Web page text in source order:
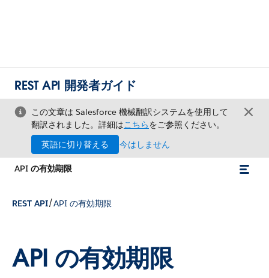
REST API 開発者ガイド
この文章は Salesforce 機械翻訳システムを使用して
翻訳されました。詳細はこちらをご参照ください。
英語に切り替える
今はしません
API の有効期限
REST API/API の有効期限
API の有効期限